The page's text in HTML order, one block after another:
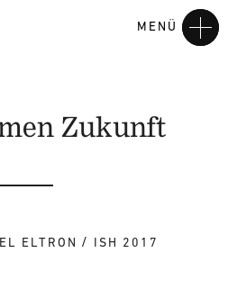
MENÜ
Zukunft
ELTRON ISH 2017